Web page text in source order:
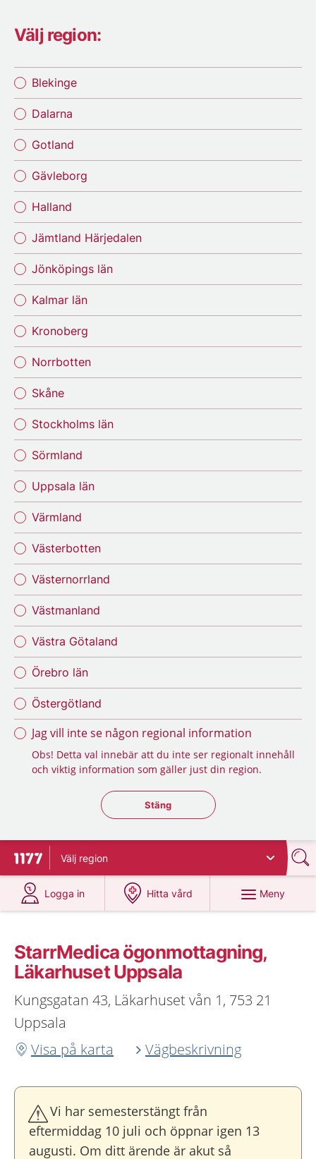
Välj region:
Blekinge
Dalarna
Gotland
Gävleborg
Halland
Jämtland Härjedalen
Jönköpings län
Kalmar län
Kronoberg
Norrbotten
Skåne
Stockholms län
Sörmland
Uppsala län
Värmland
Västerbotten
Västernorrland
Västmanland
Västra Götaland
Örebro län
Östergötland
Jag vill inte se någon regional information
Obs! Detta val innebär att du inte ser regionalt innehåll
och viktig information som gäller just din region.
Stäng regionsväljaren
Stäng
Till startsidan för 1177
Välj region
Logga in
på 1177.se
Hitta vård
på 1177.se
Meny
StarrMedica ögonmottagning,
Läkarhuset Uppsala
Kungsgatan 43, Läkarhuset vån 1, 753 21
Uppsala
Visa på karta
Vägbeskrivning
Vi har semesterstängt från
eftermiddag 10 juli och öppnar igen 13
augusti. Om ditt ärende är akut så